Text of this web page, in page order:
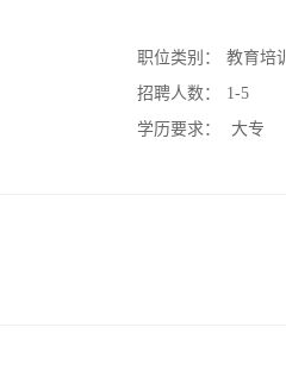
职位类别：
教育培训
招聘人数：
1-5
学历要求：
大专